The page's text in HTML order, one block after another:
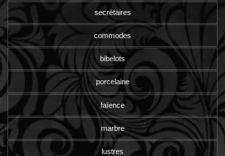
secrétaires
commodes
bibelots
porcelaine
faïence
marbre
lustres